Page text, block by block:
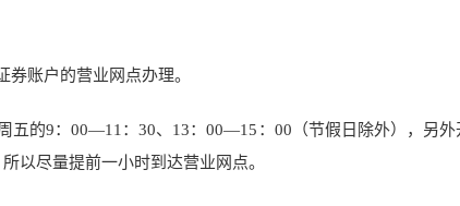
账户的营业网点办理。
五的9：00—11：30、13：00—15：00（节假日除外），另外
以尽量提前一小时到达营业网点。